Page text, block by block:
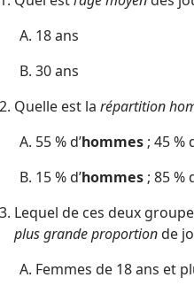
18 ans
30 ans
Quelle est la répartition
55 % d’hommes ; 45 %
15 % d’hommes ; 85 %
Lequel de ces deux
plus grande proportionde
Femmes de 18 ans et